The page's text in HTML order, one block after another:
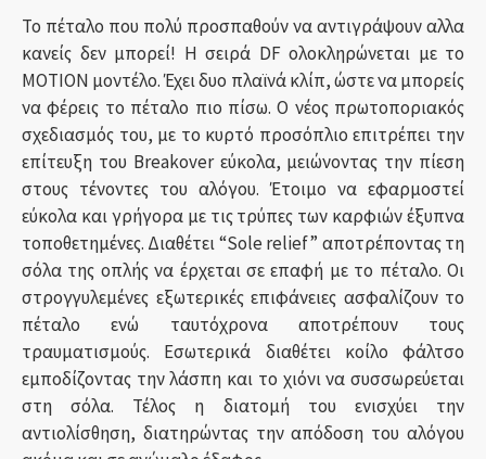
Το πέταλο που πολύ προσπαθούν να αντιγράψουν αλλα
κανείς δεν μπορεί! Η σειρά DF ολοκληρώνεται με το
ΜOTION μοντέλο. Έχει δυο πλαϊνά κλίπ, ώστε να μπορείς
να φέρεις το πέταλο πιο πίσω. Ο νέος πρωτοποριακός
σχεδιασμός του, με το κυρτό προσόπλιο επιτρέπει την
επίτευξη του Breakover εύκολα, μειώνοντας την πίεση
στους τένοντες του αλόγου. Έτοιμο να εφαρμοστεί
εύκολα και γρήγορα με τις τρύπες των καρφιών έξυπνα
τοποθετημένες. Διαθέτει “Sole relief” αποτρέποντας τη
σόλα της οπλής να έρχεται σε επαφή με το πέταλο. Οι
στρογγυλεμένες εξωτερικές επιφάνειες ασφαλίζουν το
πέταλο ενώ ταυτόχρονα αποτρέπουν τους
τραυματισμούς. Εσωτερικά διαθέτει κοίλο φάλτσο
εμποδίζοντας την λάσπη και το χιόνι να συσσωρεύεται
στη σόλα. Τέλος η διατομή του ενισχύει την
αντιολίσθηση, διατηρώντας την απόδοση του αλόγου